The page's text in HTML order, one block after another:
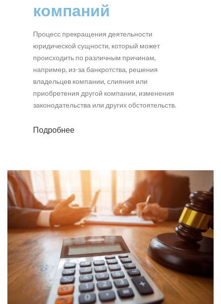
компаний
Процесс прекращения деятельности
юридической сущности, который может
происходить по различным причинам,
например, из-за банкротства, решения
владельцев компании, слияния или
приобретения другой компании, изменения
законодательства или других обстоятельств.
Подробнее